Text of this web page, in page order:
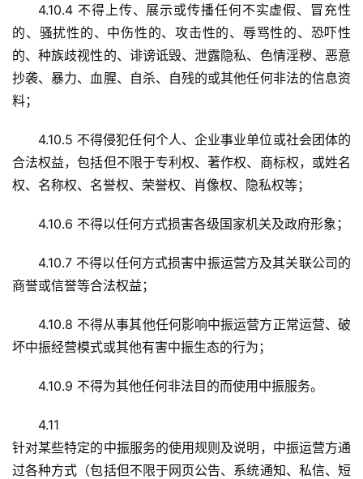
4.10.4 不得上传、展示或传播任何不实虚假、冒充性
的、骚扰性的、中伤性的、攻击性的、辱骂性的、恐吓性
的、种族歧视性的、诽谤诋毁、泄露隐私、色情淫秽、恶意
抄袭、暴力、血腥、自杀、自残的或其他任何非法的信息资
料；
4.10.5 不得侵犯任何个人、企业事业单位或社会团体的
合法权益，包括但不限于专利权、著作权、商标权，或姓名
权、名称权、名誉权、荣誉权、肖像权、隐私权等；
4.10.6 不得以任何方式损害各级国家机关及政府形象；
4.10.7 不得以任何方式损害中振运营方及其关联公司的
商誉或信誉等合法权益；
4.10.8 不得从事其他任何影响中振运营方正常运营、破
坏中振经营模式或其他有害中振生态的行为；
4.10.9 不得为其他任何非法目的而使用中振服务。
4.11
针对某些特定的中振服务的使用规则及说明，中振运营方通
过各种方式（包括但不限于网页公告、系统通知、私信、短